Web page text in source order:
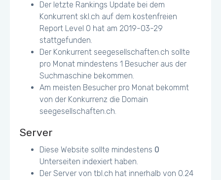
Der letzte Rankings Update bei dem
Konkurrent skl.ch auf dem kostenfreien
Report Level 0 hat am 2019-03-29
stattgefunden.
Der Konkurrent seegesellschaften.ch sollte
pro Monat mindestens 1 Besucher aus der
Suchmaschine bekommen.
Am meisten Besucher pro Monat bekommt
von der Konkurrenz die Domain
seegesellschaften.ch.
Server
Diese Website sollte mindestens 0
Unterseiten indexiert haben.
Der Server von tbl.ch hat innerhalb von 0.24